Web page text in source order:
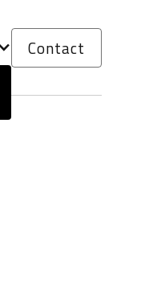
Contact